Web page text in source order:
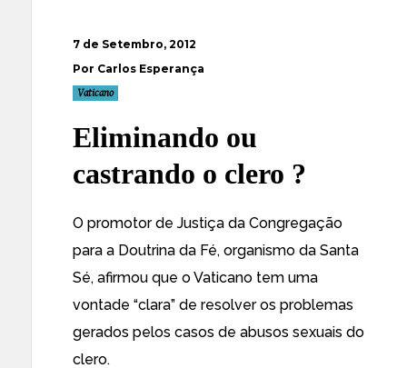
7 de Setembro, 2012
Por Carlos Esperança
Vaticano
Eliminando ou
castrando o clero ?
O promotor de Justiça da Congregação
para a Doutrina da Fé, organismo da Santa
Sé, afirmou que oVaticano tem uma
vontade “clara” de resolver os problemas
gerados pelos casos de abusos sexuais do
clero.